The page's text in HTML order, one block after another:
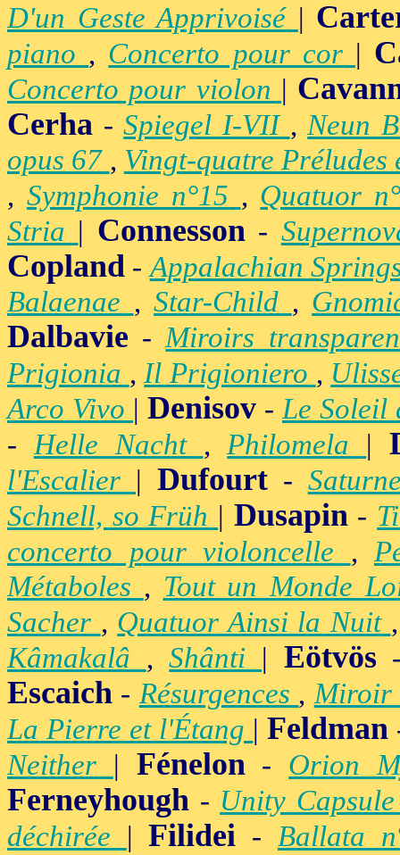
D'un Geste Apprivoisé |
piano , Concerto pour cor |
Concerto pour violon |
Cerha -Spiegel I-VII ,Neun
opus 67 , Vingt-quatre Préludes
, Symphonie n°15 , Quatuor
Stria | Connesson-
Copland -Appalachian
Balaenae ,Star-Child ,
Dalbavie -Miroirs
Prigionia ,Il Prigioniero ,
Arco Vivo | Denisov -Le Soleil
-Helle Nacht ,Philomela |
l'Escalier | Dufourt-
Schnell, so Früh | Dusapin-
concerto pour violoncelle ,
Métaboles , Tout un Monde
Sacher , Quatuor Ainsi la Nuit
Kâmakalâ ,Shânti | Eötvös
Escaich - Résurgences ,Miroir
La Pierre et l'Étang |Feldman
Neither | Fénelon- Orion
Ferneyhough - Unity
déchirée |Filidei - Ballata